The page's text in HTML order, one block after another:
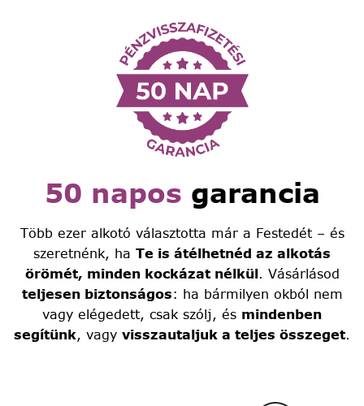
50 napos garancia
Több ezer alkotó választotta már a Festedét – és
szeretnénk, ha Te is átélhetnéd az alkotás
örömét, minden kockázat nélkül. Vásárlásod
teljesen biztonságos: ha bármilyen okból nem
vagy elégedett, csak szólj, és mindenben
segítünk, vagy visszautaljuk a teljes összeget.